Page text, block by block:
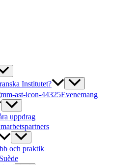
Institutet?
Evenemang
uppdrag
och praktik